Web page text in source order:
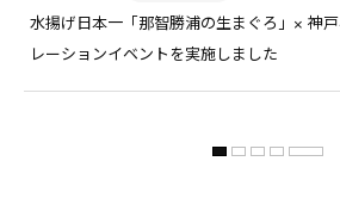
水揚げ日本一「那智勝浦の生まぐろ」× 神
レーションイベントを実施しました